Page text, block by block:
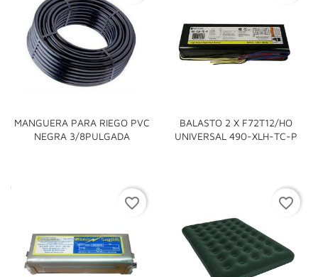
MANGUERA PARA RIEGO PVC
NEGRA 3/8PULGADA
BALASTO 2 X F72T12/HO
UNIVERSAL 490-XLH-TC-P
favorite_border favorite_border